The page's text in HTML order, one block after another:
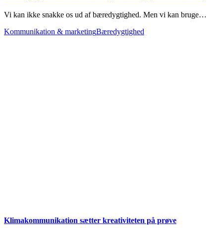
Vi kan ikke snakke os ud af bæredygtighed. Men vi kan bruge…
Kommunikation & marketingBæredygtighed
Klimakommunikation sætter kreativiteten på prøve